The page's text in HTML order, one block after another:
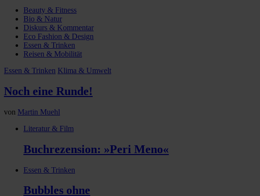
Beauty & Fitness
Bio & Natur
Diskurs & Kommentar
Eco Fashion & Design
Essen & Trinken
Reisen & Mobilität
Essen & Trinken Klima & Umwelt
Noch eine Runde!
von Martin Muehl
Literatur & Film
Buchrezension: »Peri Meno«
Essen & Trinken
Bubbles ohne